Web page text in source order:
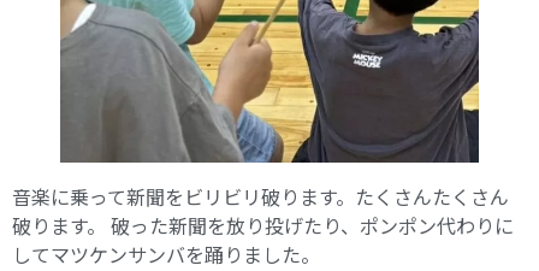
音楽に乗って新聞をビリビリ破ります。たくさんたくさん
破ります。 破った新聞を放り投げたり、ポンポン代わりに
してマツケンサンバを踊りました。